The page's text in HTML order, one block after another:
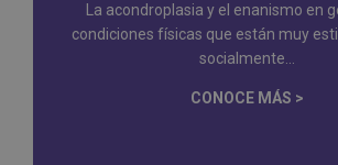
La acondroplasia y el enanismo en
condiciones físicas que están muy
socialmente...
CONOCE MÁS >